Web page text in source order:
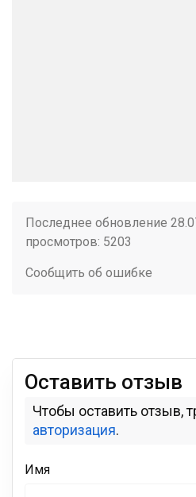
Последнее обновление
просмотров: 5203
Сообщить об ошибке
Оставить отзыв
Чтобы оставить отзыв,
авторизация.
Имя